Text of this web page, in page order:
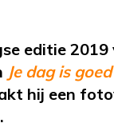
editie
Je dag is goed
hij een